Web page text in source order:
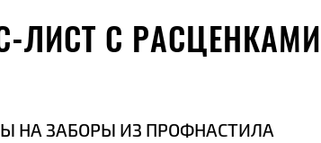
ЛИСТ С РАСЦЕНКАМИ
НА ЗАБОРЫ ИЗ ПРОФНАСТИЛА